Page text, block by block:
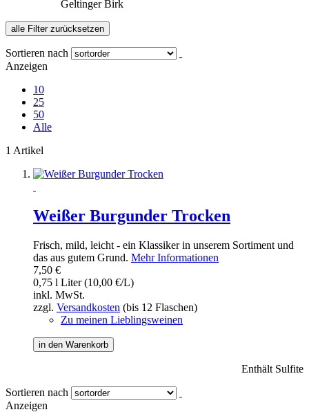
Geltinger Birk
alle Filter zurücksetzen
Sortieren nach
Anzeigen
10
25
50
Alle
1 Artikel
Weißer Burgunder Trocken
Frisch, mild, leicht - ein Klassiker in unserem Sortiment und
das aus gutem Grund. Mehr Informationen
7,50 €
0,75 l Liter (10,00 €/L)
inkl. MwSt.
zzgl. Versandkosten (bis 12 Flaschen)
Zu meinen Lieblingsweinen
in den Warenkorb
Enthält Sulfite
Sortieren nach
Anzeigen